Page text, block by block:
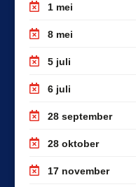
1 mei
8 mei
5 juli
6 juli
28 september
28 oktober
17 november